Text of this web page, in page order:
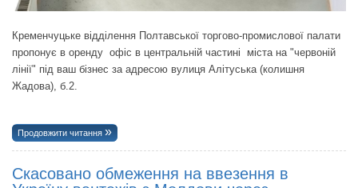
Кременчуцьке відділення Полтавської торгово-промислової палати
пропонує в оренду офіс в центральній частині міста на "червоній
лінії" під ваш бізнес за адресою вулиця Алітуська (колишня
Жадова), б.2.
Продовжити читання
Скасовано обмеження на ввезення в